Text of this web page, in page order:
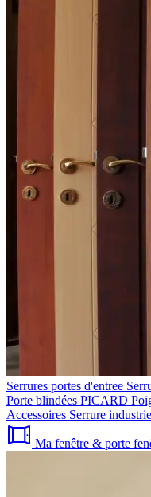
Serrures portes d'entree
Porte blindées PICARD
Accessoires Serrure
Ma fenêtre & porte